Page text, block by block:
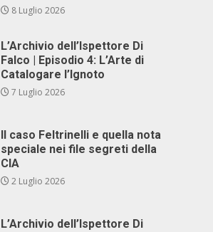
8 Luglio 2026
L’Archivio dell’Ispettore Di
Falco | Episodio 4: L’Arte di
Catalogare l’Ignoto
7 Luglio 2026
Il caso Feltrinelli e quella nota
speciale nei file segreti della
CIA
2 Luglio 2026
L’Archivio dell’Ispettore Di